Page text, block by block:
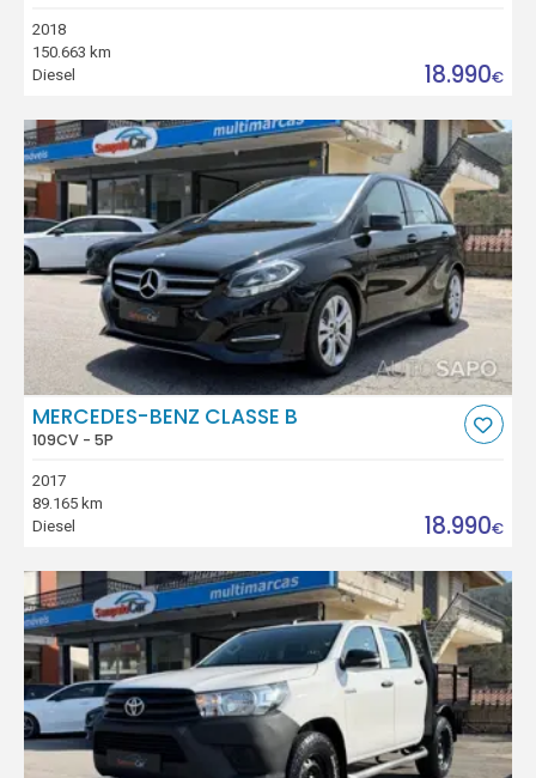
2018
150.663 km
Diesel
18.990€
MERCEDES-BENZ CLASSE B
109CV - 5P
2017
89.165 km
Diesel
18.990€